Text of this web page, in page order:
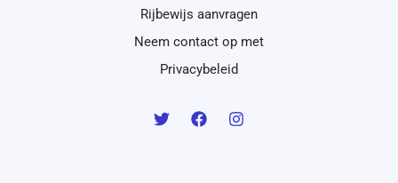
Rijbewijs aanvragen
Neem contact op met
Privacybeleid